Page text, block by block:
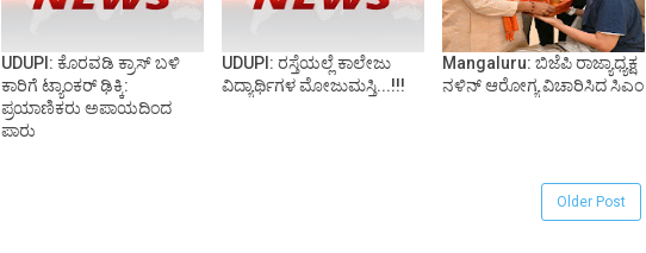
UDUPI: ಕೊರವಡಿ ಕ್ರಾಸ್ ಬಳಿ‌
ಕಾರಿಗೆ ಟ್ಯಾಂಕರ್ ಢಿಕ್ಕಿ:
ಪ್ರಯಾಣಿಕರು ಅಪಾಯದಿಂದ
ಪಾರು
UDUPI: ರಸ್ತೆಯಲ್ಲೆ ಕಾಲೇಜು
ವಿದ್ಯಾರ್ಥಿಗಳ ಮೋಜುಮಸ್ತಿ...!!!
Mangaluru: ಬಿಜೆಪಿ ರಾಜ್ಯಾಧ್ಯಕ್ಷ
ನಳಿನ್ ಆರೋಗ್ಯ ವಿಚಾರಿಸಿದ ಸಿಎಂ
Older Post